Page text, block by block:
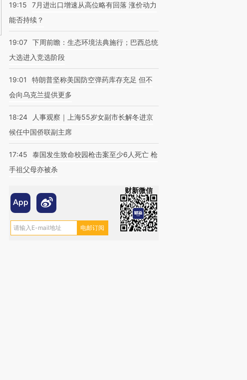
行员跨国走私7万
19:15
7月进出口增速从高位略有回落 涨价动力
能否持续？
19:07 下周前瞻：生态环境法典施行；巴西总统
大选进入竞选阶段
19:01
特朗普坚称美国防空弹药库存充足 但不
会向乌克兰提供更多
18:24
人事观察｜上海55岁女副市长解冬进京
候任中国侨联副主席
17:45
泰国发生致命校园枪击案至少6人死亡 枪
手祖父母亦被杀
财新微信